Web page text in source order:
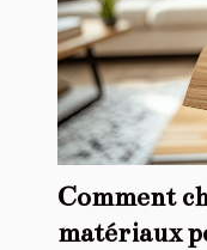
Comment
matériaux